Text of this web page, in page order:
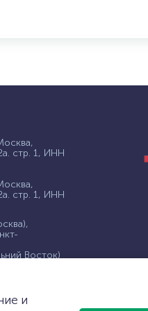
стр. 1, ИНН
стр. 1, ИНН
Восток)
и